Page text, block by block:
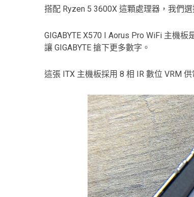
搭配 Ryzen 5 3600X 這顆處理器，我們
GIGABYTE X570 I Aorus Pro WiFi 主機
讓 GIGABYTE 搶下更多數字。
這張 ITX 主機板採用 8 相 IR 數位 VRM